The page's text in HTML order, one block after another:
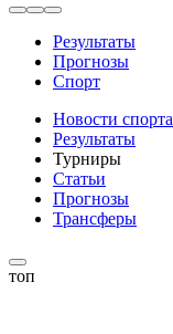
Результаты
Прогнозы
Спорт
Новости спорта
Результаты
Турниры
Статьи
Прогнозы
Трансферы
топ